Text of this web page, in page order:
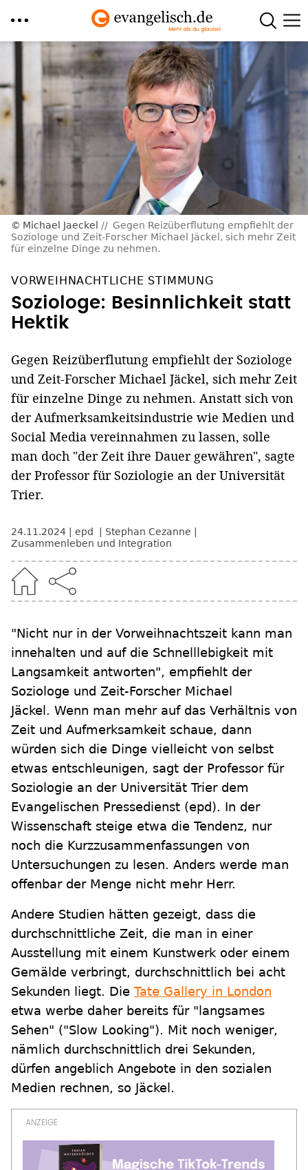
Inhalt
Michael Jaeckel
Gegen Reizüberflutung empfiehlt der
Soziologe und Zeit-Forscher Michael Jäckel, sich mehr Zeit
für einzelne Dinge zu nehmen.
VORWEIHNACHTLICHE STIMMUNG
Soziologe: Besinnlichkeit statt
Hektik
Gegen Reizüberflutung empfiehlt der Soziologe
und Zeit-Forscher Michael Jäckel, sich mehr Zeit
für einzelne Dinge zu nehmen. Anstatt sich von
der Aufmerksamkeitsindustrie wie Medien und
Social Media vereinnahmen zu lassen, solle
man doch "der Zeit ihre Dauer gewähren", sagte
der Professor für Soziologie an der Universität
Trier.
24.11.2024 epd
Stephan Cezanne
Zusammenleben und Integration
"Nicht nur in der Vorweihnachtszeit kann man
innehalten und auf die Schnelllebigkeit mit
Langsamkeit antworten", empfiehlt der
Soziologe und Zeit-Forscher Michael
Jäckel. Wenn man mehr auf das Verhältnis von
Zeit und Aufmerksamkeit schaue, dann
würden sich die Dinge vielleicht von selbst
etwas entschleunigen, sagt der Professor für
Soziologie an der Universität Trier dem
Evangelischen Pressedienst (epd). In der
Wissenschaft steige etwa die Tendenz, nur
noch die Kurzzusammenfassungen von
Untersuchungen zu lesen. Anders werde man
offenbar der Menge nicht mehr Herr.
Andere Studien hätten gezeigt, dass die
durchschnittliche Zeit, die man in einer
Ausstellung mit einem Kunstwerk oder einem
Gemälde verbringt, durchschnittlich bei acht
Sekunden liegt. Die Tate Gallery in London
etwa werbe daher bereits für "langsames
Sehen" ("Slow Looking"). Mit noch weniger,
nämlich durchschnittlich drei Sekunden,
dürfen angeblich Angebote in den sozialen
Medien rechnen, so Jäckel.